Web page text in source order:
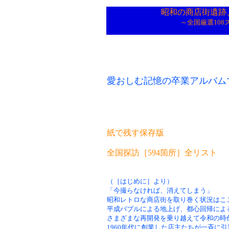
昭和の商店街遺跡
～全国厳選108
愛おしむ記憶の卒業アルバム
紙で残す保存版
全国探訪［594箇所］全リスト
（［はじめに］より）
「今撮らなければ、消えてしまう」
昭和レトロな商店街を取り巻く状況は
平成バブルによる地上げ、都心回帰に
さまざまな再開発を乗り越えて令和の
1960年代に創業した店主たちが一斉に